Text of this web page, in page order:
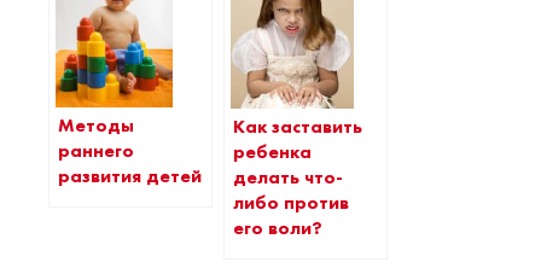
Методы
раннего
развития детей
Как заставить
ребенка
делать что-
либо против
его воли?